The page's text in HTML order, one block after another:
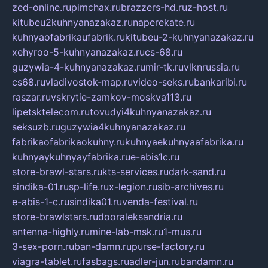
zed-online.rupimchax.rubrazzers-hd.ruz-host.ru
kitubeu2kuhnyanazakaz.runaperekate.ru
kuhnyaofabrikaufabrik.rukitubeu-2-kuhnyanazakaz.ru
xehyroo-5-kuhnyanazakaz.rucs-68.ru
guzywia-4-kuhnyanazakaz.rumir-tk.ruvlknrussia.ru
cs68.ruvladivostok-map.ruvideo-seks.rubankaribi.ru
raszar.ruvskrytie-zamkov-moskva113.ru
lipetsktelecom.rutovudyi4kuhnyanazakaz.ru
seksuzb.ruguzywia4kuhnyanazakaz.ru
fabrikaofabrikaokuhny.rukuhnyaekuhnyaafabrika.ru
kuhnyaykuhnyayfabrika.rue-abis1c.ru
store-brawl-stars.rukts-services.rudark-sand.ru
sindika-01.rusp-life.rux-legion.rusib-archives.ru
e-abis-1-c.rusindika01.ruvenda-festival.ru
store-brawlstars.rudooraleksandria.ru
antenna-highly.rumine-lab-msk.ru1-mus.ru
3-sex-porn.ruban-damn.rupurse-factory.ru
viagra-tablet.rufasbags.ruadler-jun.rubandamn.ru